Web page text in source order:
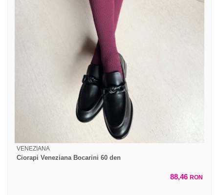
VENEZIANA
Ciorapi Veneziana Bocarini 60 den
88,46 RON